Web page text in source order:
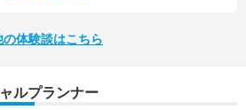
の体験談はこちら
ルプランナー